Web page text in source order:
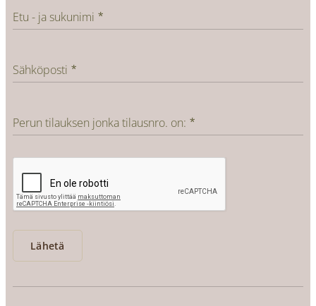
Etu - ja sukunimi
Sähköposti
Perun tilauksen jonka tilausnro. on:
Lähetä